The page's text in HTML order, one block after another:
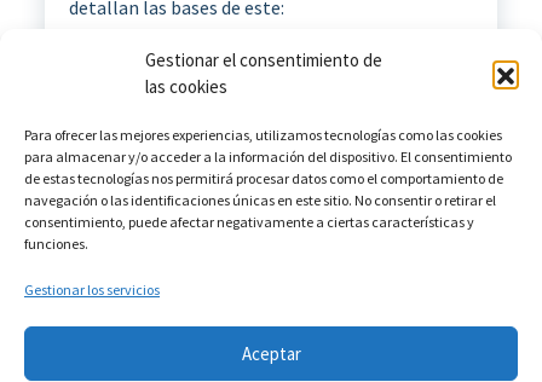
Gestionar el consentimiento de
las cookies
Para ofrecer las mejores experiencias, utilizamos tecnologías como las cookies
para almacenar y/o acceder a la información del dispositivo. El consentimiento
de estas tecnologías nos permitirá procesar datos como el comportamiento de
navegación o las identificaciones únicas en este sitio. No consentir o retirar el
consentimiento, puede afectar negativamente a ciertas características y
funciones.
Gestionar los servicios
Aceptar
detallan las bases de este:
Leer más